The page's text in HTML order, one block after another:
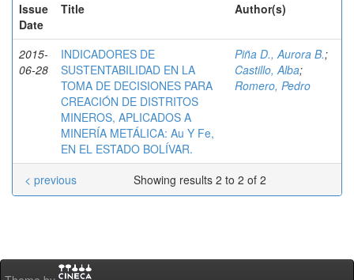
Issue
Date
Title Author(s)
2015-
06-28
INDICADORES DE
SUSTENTABILIDAD EN LA
TOMA DE DECISIONES PARA
CREACIÓN DE DISTRITOS
MINEROS, APLICADOS A
MINERÍA METÁLICA: Au Y Fe,
EN EL ESTADO BOLÍVAR.
Piña D., Aurora B.;
Castillo, Alba;
Romero, Pedro
Showing results 2 to 2 of 2
< previous